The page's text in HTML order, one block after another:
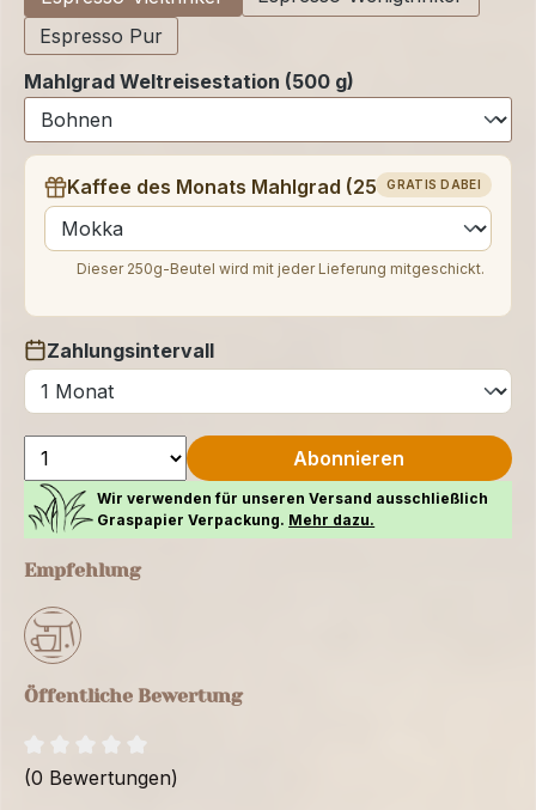
Espresso Pur
Mahlgrad Weltreisestation (500 g)
GRATIS DABEI
Kaffee des Monats Mahlgrad (250 g)
auswählen
Dieser 250g-Beutel wird mit jeder Lieferung mitgeschickt.
Zahlungsintervall
auswählen
Abonnieren
Wir verwenden für unseren Versand ausschließlich
Graspapier Verpackung. Mehr dazu.
Empfehlung
Öffentliche Bewertung
(0 Bewertungen)